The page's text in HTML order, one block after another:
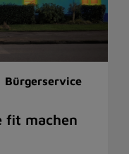
Bürgerservice
fit machen